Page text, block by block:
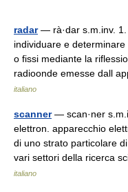
radar— rà·dar s.m.inv. 1.
individuare e
o fissi mediante la
radioonde emesse dall
italiano
scanner— scan·ner
elettron. apparecchio
di uno strato particolare
vari settori della ricerca
italiano